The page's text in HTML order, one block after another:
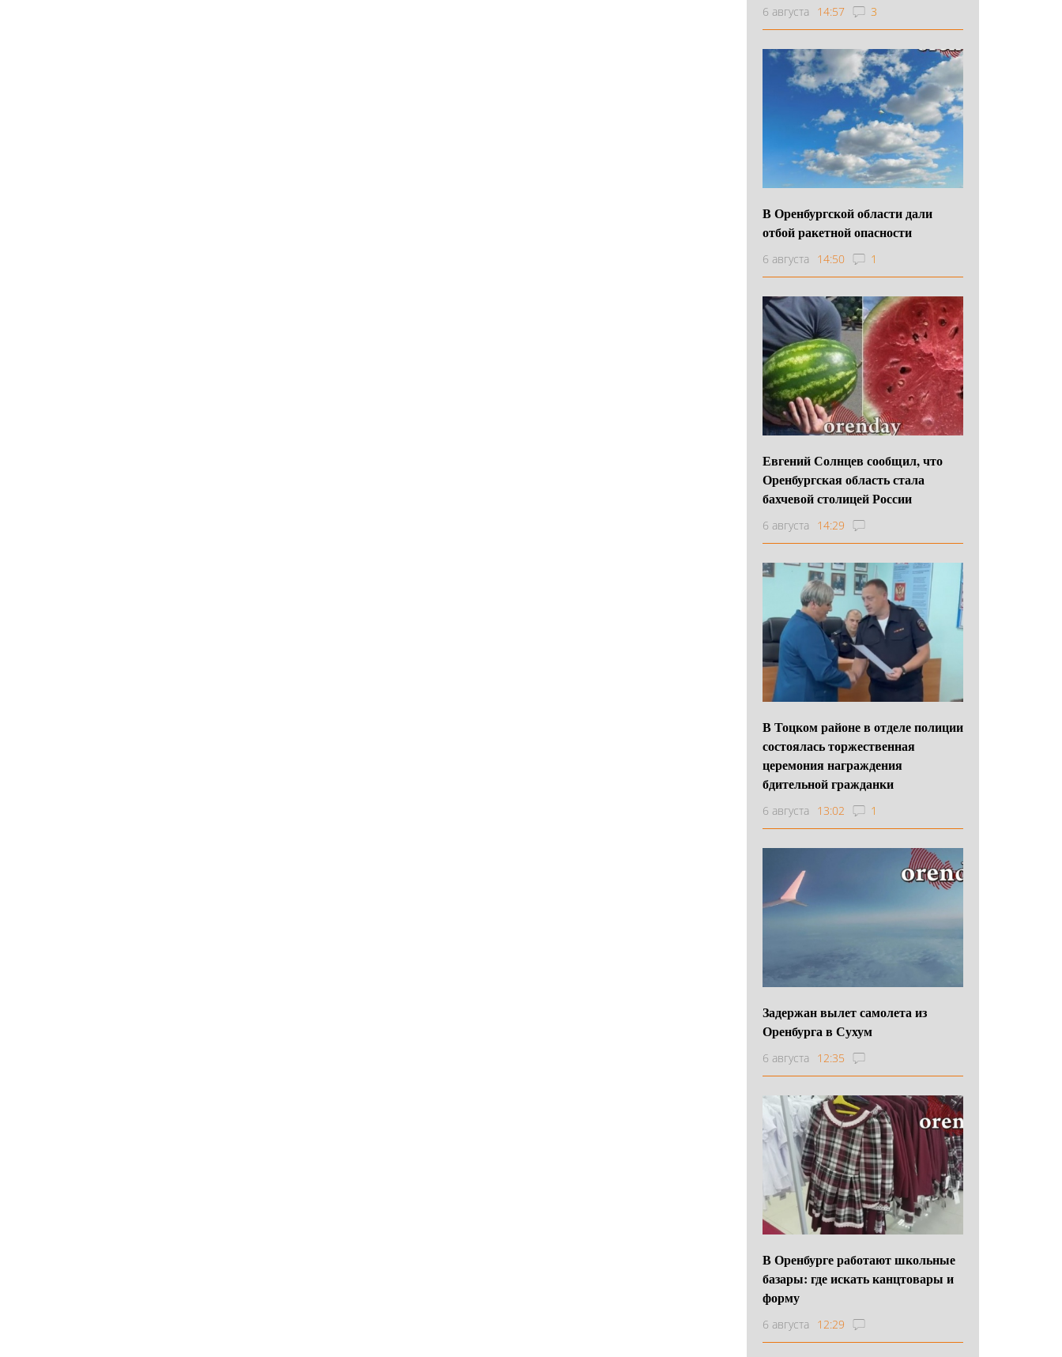
6 августа 14:57 3
В Оренбургской области дали
отбой ракетной опасности
6 августа 14:50 1
Евгений Солнцев сообщил, что
Оренбургская область стала
бахчевой столицей России
6 августа 14:29
В Тоцком районе в отделе полиции
состоялась торжественная
церемония награждения
бдительной гражданки
6 августа 13:02 1
Задержан вылет самолета из
Оренбурга в Сухум
6 августа 12:35
В Оренбурге работают школьные
базары: где искать канцтовары и
форму
6 августа 12:29